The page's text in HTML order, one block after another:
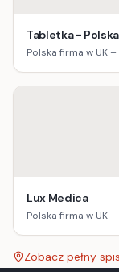
Tabletka -
Polska firma w UK
Lux Medica
Polska firma w UK
Zobacz pełny